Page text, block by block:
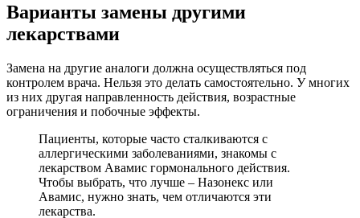
Варианты замены другими
лекарствами
Замена на другие аналоги должна осуществляться под
контролем врача. Нельзя это делать самостоятельно. У многих
из них другая направленность действия, возрастные
ограничения и побочные эффекты.
Пациенты, которые часто сталкиваются с
аллергическими заболеваниями, знакомы с
лекарством Авамис гормонального действия.
Чтобы выбрать, что лучше – Назонекс или
Авамис, нужно знать, чем отличаются эти
лекарства.